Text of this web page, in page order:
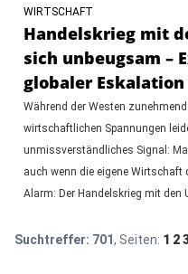
WIRTSCHAFT
Handelskrieg mit
sich unbeugsam –
globaler Eskalation
Während der Westen
wirtschaftlichen Spannungen
unmissverständliches Signal:
auch wenn die eigene Wirtschaft
Alarm: Der Handelskrieg mit den
Suchtreffer: 701, Seiten: 1 2